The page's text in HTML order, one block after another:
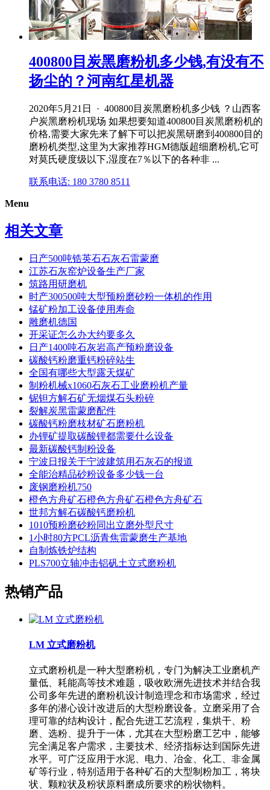
400800目炭黑磨粉机多少钱,有没有不
扬尘的？河南红星机器
2020年5月21日 · 400800目炭黑磨粉机多少钱 ？山西客
户炭黑磨粉机现场 如果想要知道400800目炭黑磨粉机的
价格,需要大家先来了解下可以把炭黑研磨到400800目的
磨粉机类型,这里为大家推荐HGM德版超细磨粉机,它可
对莫氏硬度级以下,湿度在7％以下的各种非 ...
联系电话: 180 3780 8511
Menu
相关文章
日产500吨锆英石石灰石雷蒙磨
江苏石灰窑炉设备生产厂家
筑路用研磨机
时产300500吨大型预粉磨砂粉一体机的作用
锰矿粉加工设备使用寿命
雕磨机德国
开采证怎么办大约要多久
日产1400吨石灰岩高产预粉磨设备
碳酸钙粉磨重钙粉碎站生
全国有哪些大型露天煤矿
制粉机械x1060石灰石工业磨粉机产量
铌钽方解石矿无烟煤石头粉碎
裂解炭黑雷蒙磨配件
碳酸钙粉磨枝材矿石磨粉机
办锂矿提取碳酸锂都需要什么设备
最新碳酸钙制粉设备
宁波日报关于宁波建筑用石灰石的报道
全能治精品砂粉设备多少钱一台
废钢磨粉机750
橙色方舟矿石橙色方舟矿石橙色方舟矿石
世邦方解石碳酸钙磨粉机
1010预粉磨砂粉同出立磨外型尺寸
1小时80方PCL沥青焦雷蒙磨生产基地
自制炼铁炉结构
PLS700立轴冲击铝矾土立式磨粉机
热销产品
LM 立式磨粉机
立式磨粉机是一种大型磨粉机，专门为解决工业磨机产
量低、耗能高等技术难题，吸收欧洲先进技术并结合我
公司多年先进的磨粉机设计制造理念和市场需求，经过
多年的潜心设计改进后的大型粉磨设备。立磨采用了合
理可靠的结构设计，配合先进工艺流程，集烘干、粉
磨、选粉、提升于一体，尤其在大型粉磨工艺中，能够
完全满足客户需求，主要技术、经济指标达到国际先进
水平。可广泛应用于水泥、电力、冶金、化工、非金属
矿等行业，特别适用于各种矿石的大型制粉加工，将块
状、颗粒状及粉状原料磨成所要求的粉状物料。